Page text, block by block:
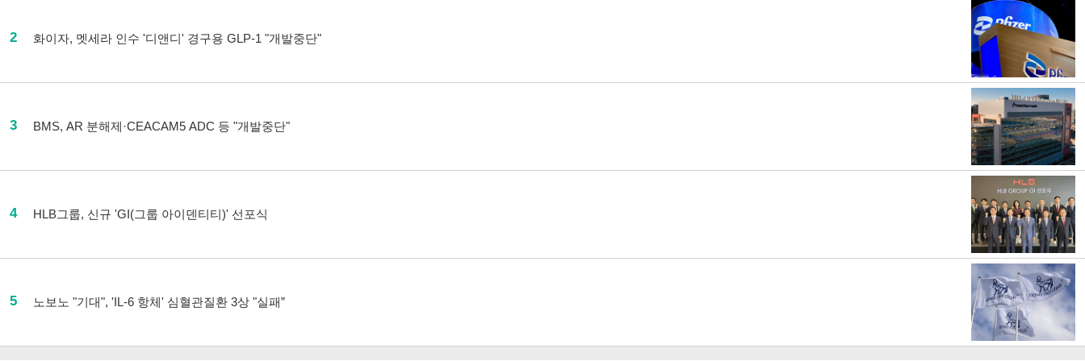
2 화이자, 멧세라 인수 '디앤디' 경구용 GLP-1 "개발중단"
3 BMS, AR 분해제·CEACAM5 ADC 등 "개발중단"
4 HLB그룹, 신규 'GI(그룹 아이덴티티)' 선포식
5 노보노 "기대", 'IL-6 항체' 심혈관질환 3상 "실패”